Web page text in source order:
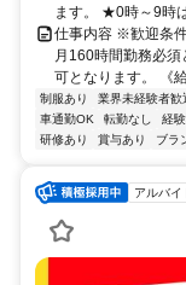
ます。 ★0時～9時
仕事内容 ※歓迎条
月160時間勤務必
可となります。 《
制服あり 業界未経験者歓
車通勤OK
転勤なし 経
研修あり
賞与あり ブラ
アルバイ